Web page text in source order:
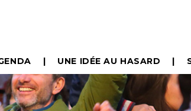
UNE IDÉE AU HASARD